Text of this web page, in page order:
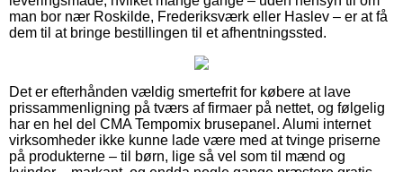
man bor nær Roskilde, Frederiksværk eller Haslev – er at få
dem til at bringe bestillingen til et afhentningssted.
Det er efterhånden vældig smertefrit for købere at lave
prissammenligning på tværs af firmaer på nettet, og følgelig
har en hel del CMA Tempomix brusepanel. Alumi internet
virksomheder ikke kunne lade være med at tvinge priserne
på produkterne – til børn, lige så vel som til mænd og